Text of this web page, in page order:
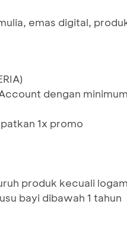
emas digital,
dengan
1x promo
produk kecuali
bayi dibawah 1 tahun